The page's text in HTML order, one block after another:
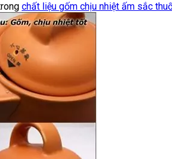
chất liệu gốm chịu nhiệt ấm sắc